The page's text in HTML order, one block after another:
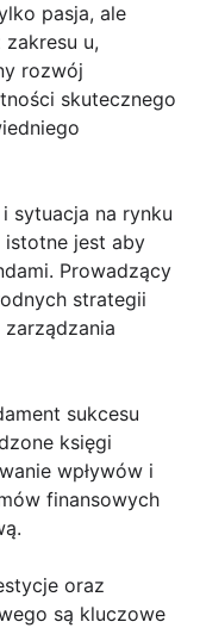
pasja, ale
u,
rozwój
skutecznego
sytuacja na rynku
istotne jest aby
Prowadzący
strategii
sukcesu
księgi
wpływów i
finansowych
oraz
są kluczowe